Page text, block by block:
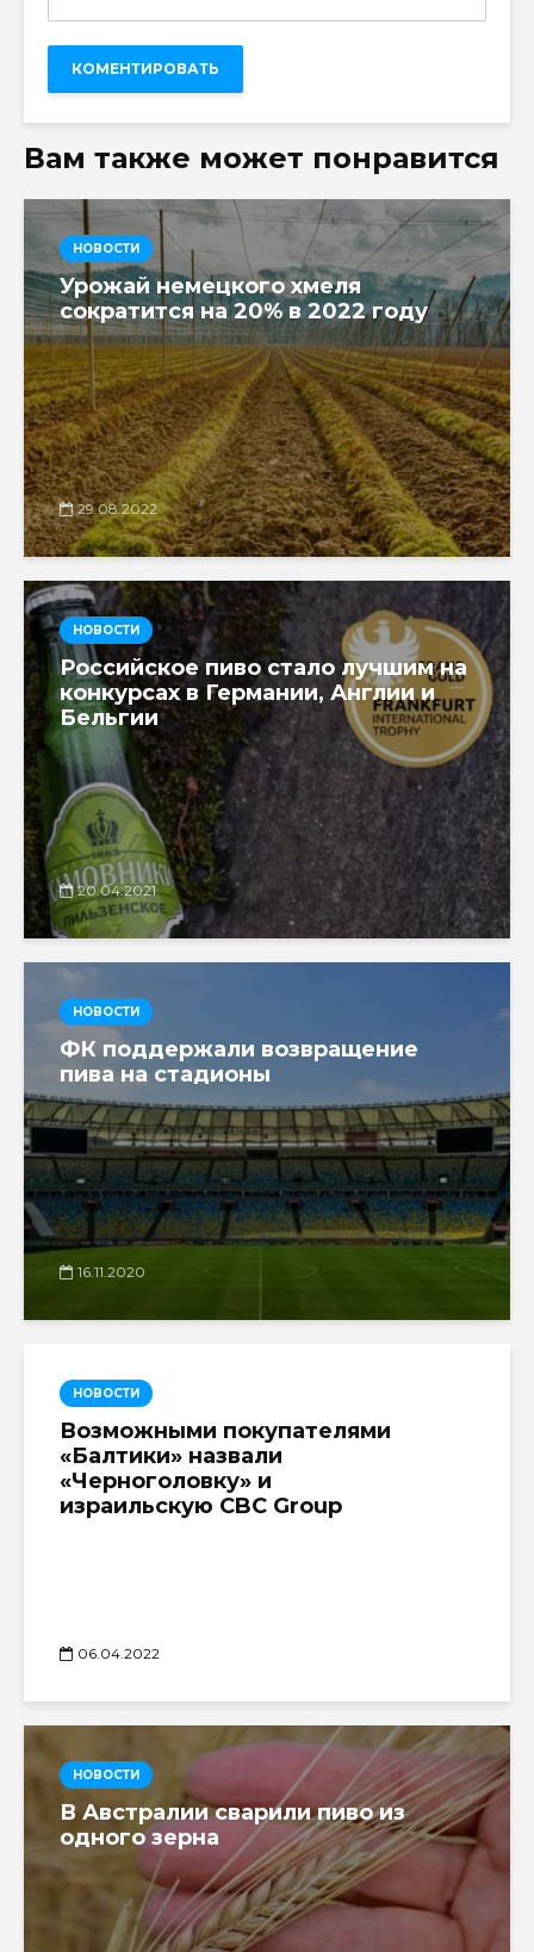
Вам также может понравится
НОВОСТИ
Урожай немецкого хмеля
сократится на 20% в 2022 году
29.08.2022
НОВОСТИ
Российское пиво стало лучшим на
конкурсах в Германии, Англии и
Бельгии
20.04.2021
НОВОСТИ
ФК поддержали возвращение
пива на стадионы
16.11.2020
НОВОСТИ
Возможными покупателями
«Балтики» назвали
«Черноголовку» и
израильскую CBC Group
06.04.2022
НОВОСТИ
В Австралии сварили пиво из
одного зерна